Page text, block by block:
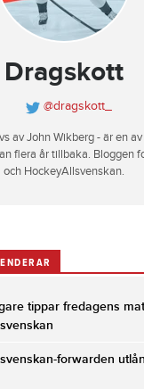
Dragskott
@dragskott_
av John Wikberg - är en
flera år tillbaka. Bloggen
och HockeyAllsvenskan.
tippar fredagens
forwarden